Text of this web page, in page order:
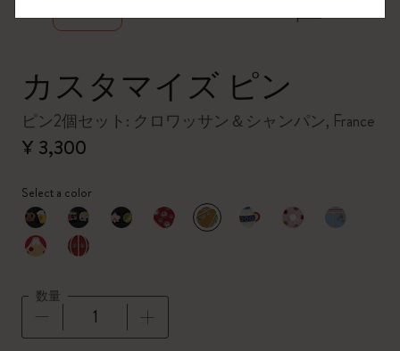
カスタマイズ ピン
ピン2個セット: クロワッサン＆シャンパン, France
¥ 3,300
Select a color
選択済
*選択したカラー
数量